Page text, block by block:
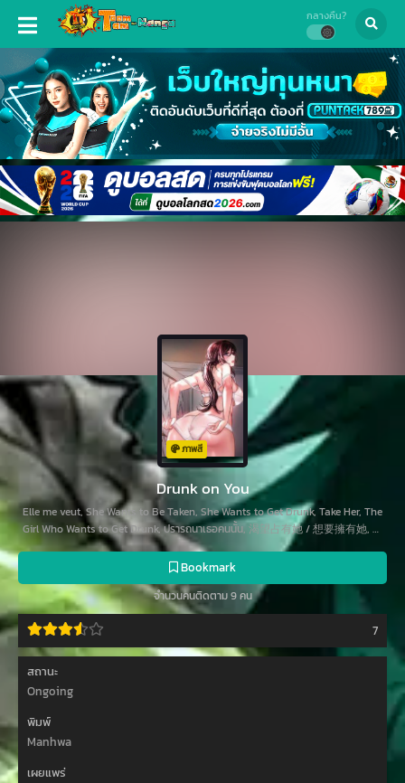
กลางคืน?
ภาพสี
Drunk on You
Elle me veut, She Wants to Be Taken, She Wants to Get Drunk, Take Her, The
Girl Who Wants to Get Drunk, ปรารถนาเธอคนนั้น, 渴望占有她 / 想要擁有她, 酔
いしれたい彼女〜兄嫁の内蜜な性事情〜, 취하고 싶은 그녀
Bookmark
จำนวนคนติดตาม 9 คน
7
สถานะ
Ongoing
พิมพ์
Manhwa
เผยแพร่